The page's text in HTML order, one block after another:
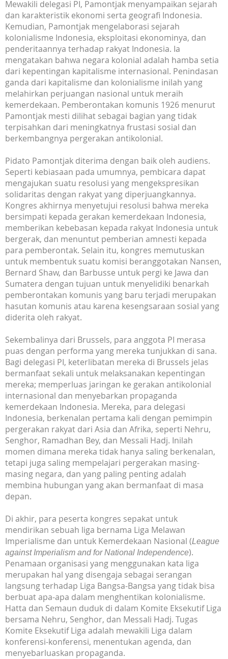
Mewakili delegasi PI, Pamontjak menyampaikan sejarah
dan karakteristik ekonomi serta geografi Indonesia.
Kemudian, Pamontjak mengelaborasi sejarah
kolonialisme Indonesia, eksploitasi ekonominya, dan
penderitaannya terhadap rakyat Indonesia. Ia
mengatakan bahwa negara kolonial adalah hamba setia
dari kepentingan kapitalisme internasional. Penindasan
ganda dari kapitalisme dan kolonialisme inilah yang
melahirkan perjuangan nasional untuk meraih
kemerdekaan. Pemberontakan komunis 1926 menurut
Pamontjak mesti dilihat sebagai bagian yang tidak
terpisahkan dari meningkatnya frustasi sosial dan
berkembangnya pergerakan antikolonial.
Pidato Pamontjak diterima dengan baik oleh audiens.
Seperti kebiasaan pada umumnya, pembicara dapat
mengajukan suatu resolusi yang mengekspresikan
solidaritas dengan rakyat yang diperjuangkannya.
Kongres akhirnya menyetujui resolusi bahwa mereka
bersimpati kepada gerakan kemerdekaan Indonesia,
memberikan kebebasan kepada rakyat Indonesia untuk
bergerak, dan menuntut pemberian amnesti kepada
para pemberontak. Selain itu, kongres memutuskan
untuk membentuk suatu komisi beranggotakan Nansen,
Bernard Shaw, dan Barbusse untuk pergi ke Jawa dan
Sumatera dengan tujuan untuk menyelidiki benarkah
pemberontakan komunis yang baru terjadi merupakan
hasutan komunis atau karena kesengsaraan sosial yang
diderita oleh rakyat.
Sekembalinya dari Brussels, para anggota PI merasa
puas dengan performa yang mereka tunjukkan di sana.
Bagi delegasi PI, keterlibatan mereka di Brussels jelas
bermanfaat sekali untuk melaksanakan kepentingan
mereka; memperluas jaringan ke gerakan antikolonial
internasional dan menyebarkan propaganda
kemerdekaan Indonesia. Mereka, para delegasi
Indonesia, berkenalan pertama kali dengan pemimpin
pergerakan rakyat dari Asia dan Afrika, seperti Nehru,
Senghor, Ramadhan Bey, dan Messali Hadj. Inilah
momen dimana mereka tidak hanya saling berkenalan,
tetapi juga saling mempelajari pergerakan masing-
masing negara, dan yang paling penting adalah
membina hubungan yang akan bermanfaat di masa
depan.
Di akhir, para peserta kongres sepakat untuk
mendirikan sebuah liga bernama Liga Melawan
Imperialisme dan untuk Kemerdekaan Nasional (League
against Imperialism and for National Independence).
Penamaan organisasi yang menggunakan kata liga
merupakan hal yang disengaja sebagai serangan
langsung terhadap Liga Bangsa-Bangsa yang tidak bisa
berbuat apa-apa dalam menghentikan kolonialisme.
Hatta dan Semaun duduk di dalam Komite Eksekutif Liga
bersama Nehru, Senghor, dan Messali Hadj. Tugas
Komite Eksekutif Liga adalah mewakili Liga dalam
konferensi-konferensi, menentukan agenda, dan
menyebarluaskan propaganda.